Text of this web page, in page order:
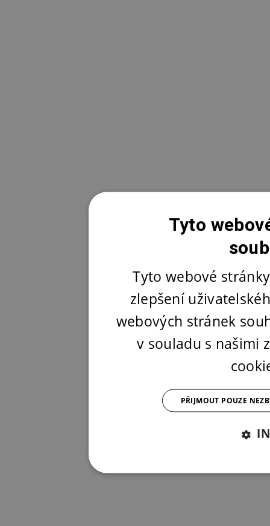
Tyto
Tyto webové
zlepšení
webových stránek
v souladu s našimi
PŘIJMOUT POUZE